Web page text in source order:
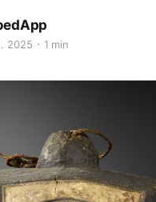
2025 1 min